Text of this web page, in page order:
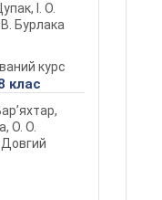
І. О.
Бурлака
курс
клас
О. О.
Довгий